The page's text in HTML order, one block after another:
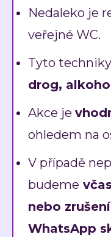
Nedaleko je
veřejné WC.
Tyto
drog,
Akce je
ohledem na
V případě
budeme
nebo
WhatsApp